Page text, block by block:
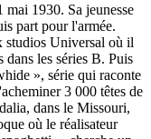
1930. Sa jeunesse
part pour l'armée.
studios Universal où il
dans les séries B. Puis
», série qui raconte
3 000 têtes de
dans le Missouri,
où le réalisateur